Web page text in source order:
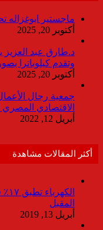
ماجستير ابوغزاله
أكتوبر 20, 2025
د.طارق عبد
وتقدم كيلوباترا
أكتوبر 20, 2025
جمعية رجال
الاقتصادي المصري
أبريل 12, 2022
أكثر المقالات مشاهدة
المقبل
أبريل 13, 2019